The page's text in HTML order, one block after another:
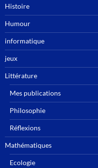
Histoire
Humour
informatique
jeux
Littérature
Mes publications
Philosophie
Réflexions
Mathématiques
Ecologie